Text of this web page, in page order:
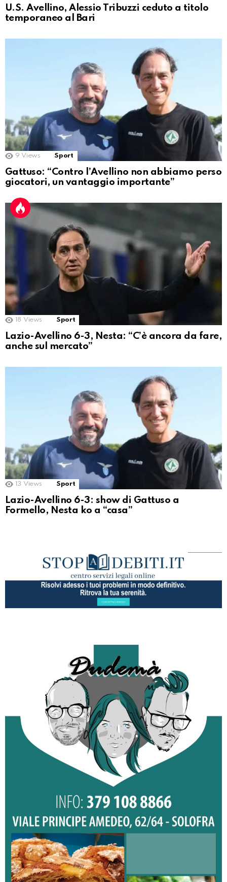
U.S. Avellino, Alessio Tribuzzi ceduto a titolo
temporaneo al Bari
9 Views Sport
Gattuso: “Contro l’Avellino non abbiamo perso
giocatori, un vantaggio importante”
18 Views Sport
Lazio-Avellino 6-3, Nesta: “C’è ancora da fare,
anche sul mercato”
13 Views Sport
Lazio-Avellino 6-3: show di Gattuso a
Formello, Nesta ko a “casa”